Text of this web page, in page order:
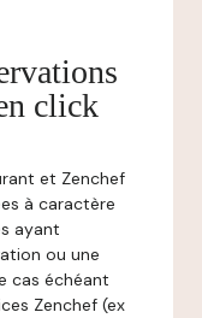
click
et Zenchef
à caractère
ayant
ou une
cas échéant
Zenchef (ex